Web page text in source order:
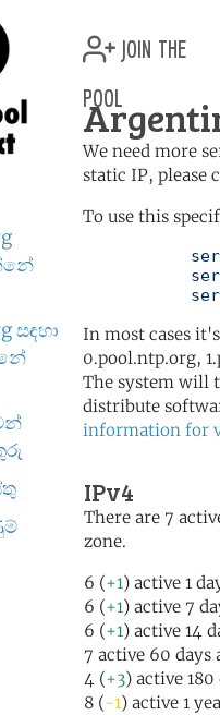
සඳහා
join the
pool
We need more
static IP, please
To use this
In most cases
0.pool.ntp.org,
The system will
distribute
information for
IPv4
There are 7
zone.
6 (+1) active 1
6 (+1) active 7
6 (+1) active 14
7 active 60 days
4 (+3) active 180
8 (-1) active 1